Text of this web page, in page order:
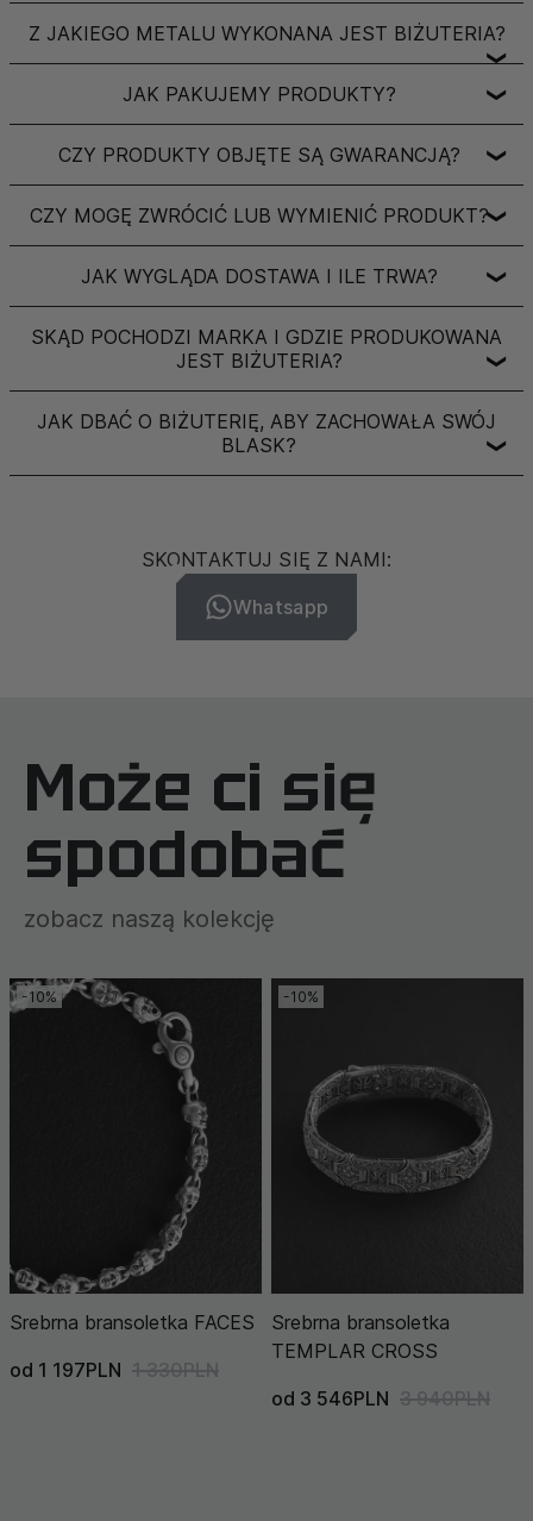
Z JAKIEGO METALU WYKONANA JEST BIŻUTERIA?
❯
JAK PAKUJEMY PRODUKTY? ❯
CZY PRODUKTY OBJĘTE SĄ GWARANCJĄ? ❯
CZY MOGĘ ZWRÓCIĆ LUB WYMIENIĆ PRODUKT?❯
JAK WYGLĄDA DOSTAWA I ILE TRWA? ❯
SKĄD POCHODZI MARKA I GDZIE PRODUKOWANA
JEST BIŻUTERIA?
❯
JAK DBAĆ O BIŻUTERIĘ, ABY ZACHOWAŁA SWÓJ
BLASK?
❯
SKONTAKTUJ SIĘ Z NAMI:
Whatsapp
Może ci się
spodobać
zobacz naszą kolekcję
-10%
Srebrna bransoletka FACES
od 1 197PLN 1 330PLN
-10%
Srebrna bransoletka
TEMPLAR CROSS
od 3 546PLN 3 940PLN